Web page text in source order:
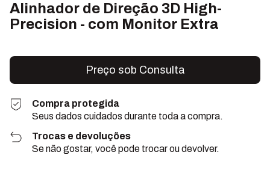
Alinhador de Direção 3D High-
Precision - com Monitor Extra
Compra protegida
Seus dados cuidados durante toda a compra.
Trocas e devoluções
Se não gostar, você pode trocar ou devolver.